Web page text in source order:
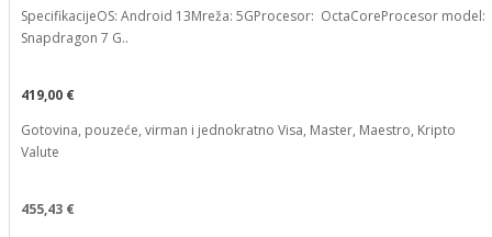
SpecifikacijeOS: Android 13Mreža: 5GProcesor: OctaCoreProcesor model:
Snapdragon 7 G..
419,00 €
Gotovina, pouzeće, virman i jednokratno Visa, Master, Maestro, Kripto
Valute
455,43 €